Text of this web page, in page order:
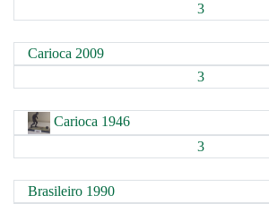
3
Carioca 2009
3
Carioca 1946
3
Brasileiro 1990